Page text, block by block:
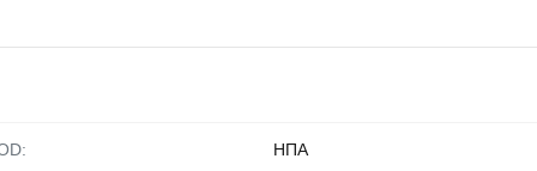
ΗΠΑ